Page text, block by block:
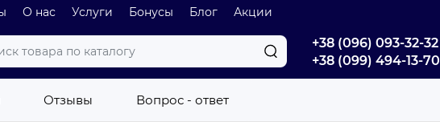
О нас Услуги Бонусы Блог Акции
+38 (096) 093-32-32
+38 (099) 494-13-70
Отзывы Вопрос - ответ
Внутренняя канализация Муфта канализационная Reiger TS Ø110 6544681